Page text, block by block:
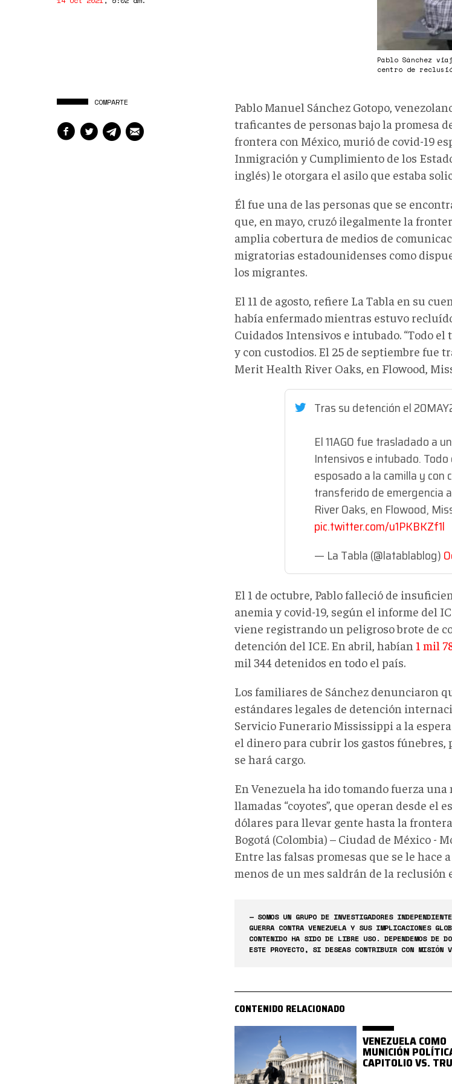
Pablo Sánchez
centro de
COMPARTE
Pablo Manuel Sánchez Gotopo,
traficantes de personas bajo la promesa
frontera con México, murió de covid-19
Inmigración y Cumplimiento de los
inglés) le otorgara el asilo que estaba
Él fue una de las personas que se
que, en mayo, cruzó ilegalmente la
amplia cobertura de medios de
migratorias estadounidenses como
los migrantes.
El 11 de agosto, refiere La Tabla en su
había enfermado mientras estuvo
Cuidados Intensivos e intubado. “Todo
y con custodios. El 25 de septiembre fue
Merit Health River Oaks, en Flowood,
Tras su detención el
El 11AGO fue trasladado a
Intensivos e intubado.
esposado a la camilla y con
transferido de emergencia
River Oaks, en Flowood,
pic.twitter.com/u1PKBKZf1l
— La Tabla (@latablablog)
El 1 de octubre, Pablo falleció de
anemia y covid-19, según el informe del
viene registrando un peligroso brote de
detención del ICE. En abril, habían 1 mil
mil 344 detenidos en todo el país.
Los familiares de Sánchez denunciaron
estándares legales de detención
Servicio Funerario Mississippi a la
el dinero para cubrir los gastos fúnebres,
se hará cargo.
En Venezuela ha ido tomando fuerza
llamadas “coyotes”, que operan desde el
dólares para llevar gente hasta la
Bogotá (Colombia) – Ciudad de México -
Entre las falsas promesas que se le hace
menos de un mes saldrán de la
— SOMOS UN GRUPO DE INVESTIGADORES
GUERRA CONTRA VENEZUELA Y SUS IMPLICACIONES
CONTENIDO HA SIDO DE LIBRE USO. DEPENDEMOS DE
ESTE PROYECTO, SI DESEAS CONTRIBUIR CON MISIÓN
CONTENIDO RELACIONADO
VENEZUELA COMO
MUNICIÓN
CAPITOLIO VS.